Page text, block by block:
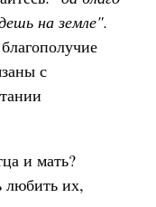
на земле".
с
и мать?
любить их,